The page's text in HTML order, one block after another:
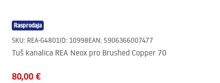
Rasprodaja
SKU: REA-G4801ID: 10998EAN: 5906366007477
Tuš kanalica REA Neox pro Brushed Copper 70
80,00 €